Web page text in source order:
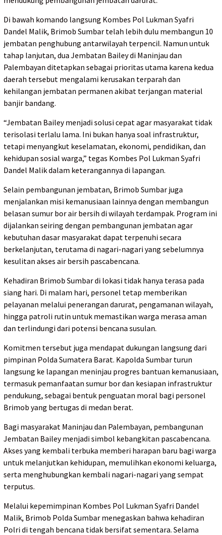
Di bawah komando langsung Kombes Pol Lukman Syafri
Dandel Malik, Brimob Sumbar telah lebih dulu membangun 10
jembatan penghubung antarwilayah terpencil. Namun untuk
tahap lanjutan, dua Jembatan Bailey di Maninjau dan
Palembayan ditetapkan sebagai prioritas utama karena kedua
daerah tersebut mengalami kerusakan terparah dan
kehilangan jembatan permanen akibat terjangan material
banjir bandang.
“Jembatan Bailey menjadi solusi cepat agar masyarakat tidak
terisolasi terlalu lama. Ini bukan hanya soal infrastruktur,
tetapi menyangkut keselamatan, ekonomi, pendidikan, dan
kehidupan sosial warga,” tegas Kombes Pol Lukman Syafri
Dandel Malik dalam keterangannya di lapangan.
Selain pembangunan jembatan, Brimob Sumbar juga
menjalankan misi kemanusiaan lainnya dengan membangun
belasan sumur bor air bersih di wilayah terdampak. Program ini
dijalankan seiring dengan pembangunan jembatan agar
kebutuhan dasar masyarakat dapat terpenuhi secara
berkelanjutan, terutama di nagari-nagari yang sebelumnya
kesulitan akses air bersih pascabencana.
Kehadiran Brimob Sumbar di lokasi tidak hanya terasa pada
siang hari. Di malam hari, personel tetap memberikan
pelayanan melalui penerangan darurat, pengamanan wilayah,
hingga patroli rutin untuk memastikan warga merasa aman
dan terlindungi dari potensi bencana susulan.
Komitmen tersebut juga mendapat dukungan langsung dari
pimpinan Polda Sumatera Barat. Kapolda Sumbar turun
langsung ke lapangan meninjau progres bantuan kemanusiaan,
termasuk pemanfaatan sumur bor dan kesiapan infrastruktur
pendukung, sebagai bentuk penguatan moral bagi personel
Brimob yang bertugas di medan berat.
Bagi masyarakat Maninjau dan Palembayan, pembangunan
Jembatan Bailey menjadi simbol kebangkitan pascabencana.
Akses yang kembali terbuka memberi harapan baru bagi warga
untuk melanjutkan kehidupan, memulihkan ekonomi keluarga,
serta menghubungkan kembali nagari-nagari yang sempat
terputus.
Melalui kepemimpinan Kombes Pol Lukman Syafri Dandel
Malik, Brimob Polda Sumbar menegaskan bahwa kehadiran
Polri di tengah bencana tidak bersifat sementara. Selama